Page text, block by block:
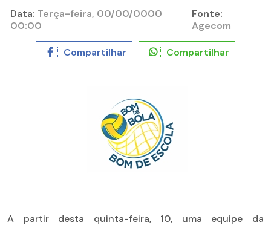
Data: Terça-feira, 00/00/0000
00:00
Fonte:
Agecom
Compartilhar Compartilhar
A partir desta quinta-feira, 10, uma equipe da